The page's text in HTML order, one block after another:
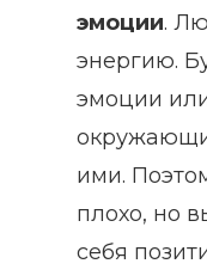
эмоции.
энергию.
эмоции
ими.
плохо, но
себя